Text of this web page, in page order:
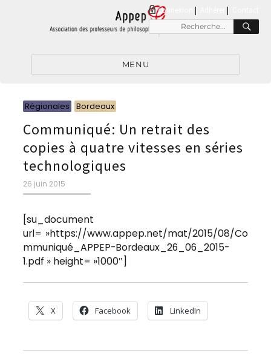
connexion |
Recherche
pour
MENU
Régionales Bordeaux
Communiqué: Un retrait des
copies à quatre vitesses en séries
technologiques
Publié
le
26 juin 2015
[su_document
url= »https://www.appep.net/mat/2015/08/Co
mmuniqué_APPEP-Bordeaux_26_06_2015-
1.pdf » height= »1000″]
X Facebook LinkedIn